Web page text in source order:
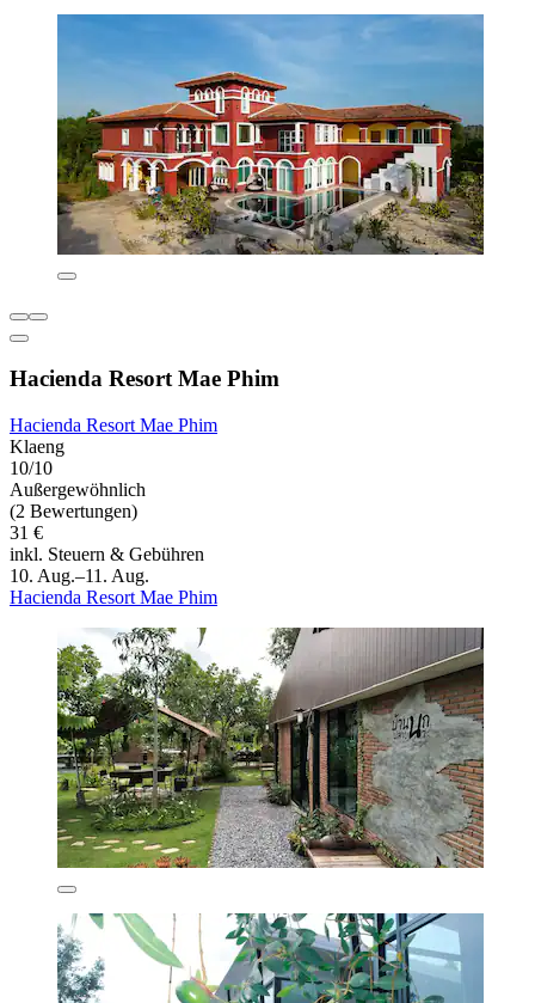
Hacienda Resort Mae Phim
Hacienda Resort Mae Phim
Klaeng
10/10
Außergewöhnlich
(2 Bewertungen)
31 €
inkl. Steuern & Gebühren
10. Aug.–11. Aug.
Hacienda Resort Mae Phim